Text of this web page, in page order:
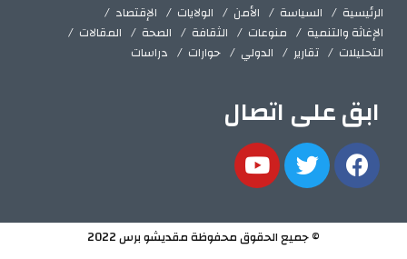
الرئيسية السياسة الأمن الولايات
الإقتصاد
الإغاثة والتنمية
منوعات الثقافة الصحة
المقالات
التحليلات
تقارير الدولي حوارات دراسات
ابق على اتصال
© جميع الحقوق محفوظة مقديشو برس 2022